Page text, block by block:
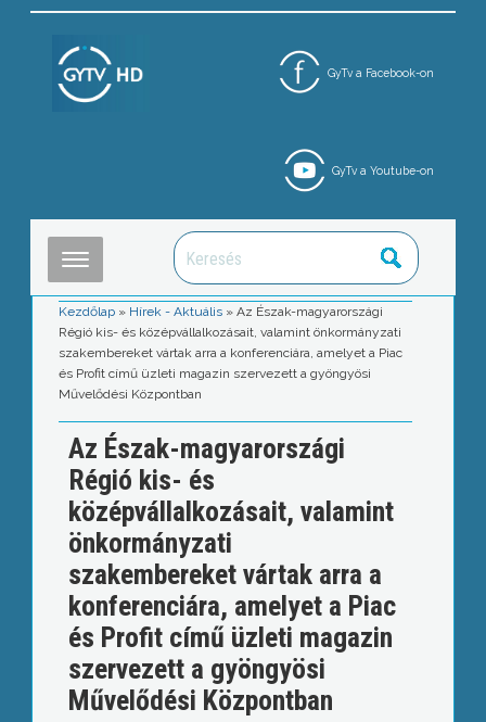
GyTv a Facebook-on
GyTv a Youtube-on
Kezdőlap » Hírek - Aktuális »Az Észak-magyarországi
Régió kis- és középvállalkozásait, valamint önkormányzati
szakembereket vártak arra a konferenciára, amelyet a Piac
és Profit című üzleti magazin szervezett a gyöngyösi
Művelődési Központban
Az Észak-magyarországi
Régió kis- és
középvállalkozásait, valamint
önkormányzati
szakembereket vártak arra a
konferenciára, amelyet a Piac
és Profit című üzleti magazin
szervezett a gyöngyösi
Művelődési Központban